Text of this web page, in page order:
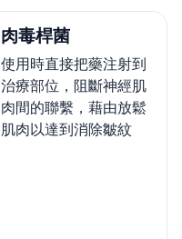
肉毒桿菌
使用時直接把藥注射到
治療部位，阻斷神經肌
肉間的聯繫，藉由放鬆
肌肉以達到消除皺紋